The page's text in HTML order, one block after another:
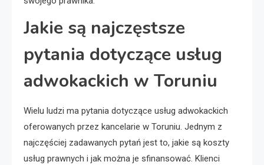
Jakie są najczęstsze
pytania dotyczące usług
adwokackich w Toruniu
Wielu ludzi ma pytania dotyczące usług adwokackich
oferowanych przez kancelarie w Toruniu. Jednym z
najczęściej zadawanych pytań jest to, jakie są koszty
usług prawnych i jak można je sfinansować. Klienci